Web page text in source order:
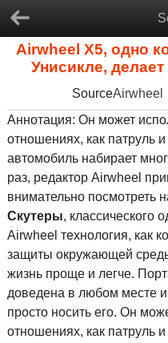
Airwheel X5, одно
Унисикле,
SourceAirwheel
Аннотация: Он может
отношениях, как патруль
автомобиль набирает
раз, редактор Airwheel
внимательно посмотреть
Скутеры, классического
Airwheel технология, как
защиты окружающей
жизнь проще и легче.
доведена в любом месте
просто носить его. Он
отношениях, как патруль